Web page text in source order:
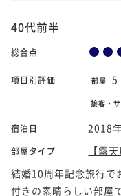
40代前半
総合点
項目別評価 部屋 5
接客・
宿泊日 2018
部屋タイプ
【露
結婚10周年記念旅行で
付きの素晴らしい部屋